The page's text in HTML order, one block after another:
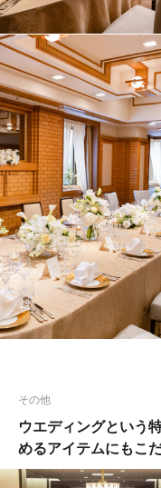
ウエディングという
めるアイテムにもこ
その他